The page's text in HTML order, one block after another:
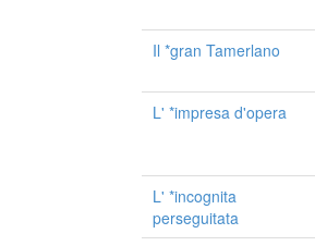
Il *gran Tamerlano
L' *impresa d'opera
L' *incognita
perseguitata